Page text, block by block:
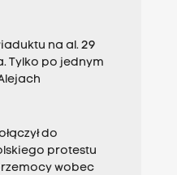
na al. 29
Tylko po jednym
do
protestu
wobec